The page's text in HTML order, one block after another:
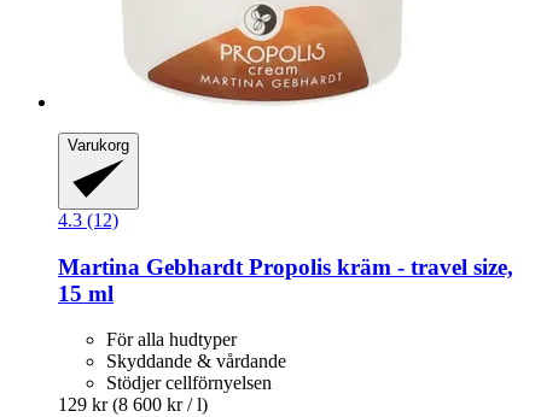
Varukorg
4.3 (12)
Martina Gebhardt Propolis kräm -​ travel size,
15 ml
För alla hudtyper
Skyddande & vårdande
Stödjer cellförnyelsen
129 kr (8 600 kr / l)